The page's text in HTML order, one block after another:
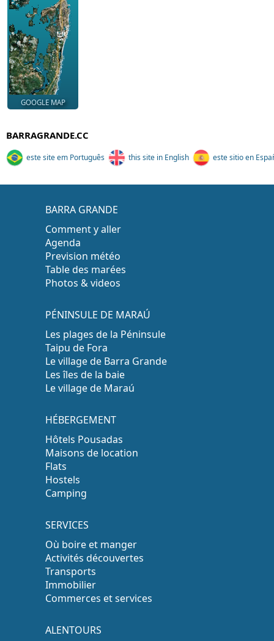
GOOGLE MAP
BARRAGRANDE.CC
este site em Português this site in English este sitio en
BARRA GRANDE
Comment y aller
Agenda
Prevision météo
Table des marées
Photos & videos
PÉNINSULE DE MARAÚ
Les plages de la Péninsule
Taipu de Fora
Le village de Barra Grande
Les îles de la baie
Le village de Maraú
HÉBERGEMENT
Hôtels Pousadas
Maisons de location
Flats
Hostels
Camping
SERVICES
Où boire et manger
Activités découvertes
Transports
Immobilier
Commerces et services
ALENTOURS